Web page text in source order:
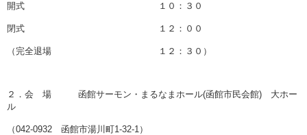
開式 １０：３０
閉式 １２：００
（完全退場 １２：３０）
２．会 場 函館サーモン・まるなまホール(函館市民会館) 大ホー
ル
（042-0932 函館市湯川町1-32-1）